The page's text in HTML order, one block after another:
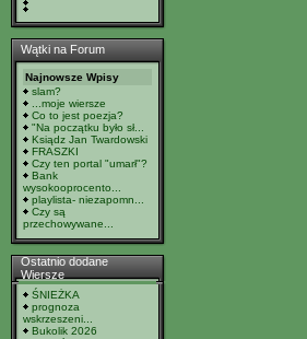
Wątki na Forum
Najnowsze Wpisy
slam?
...moje wiersze
Co to jest poezja?
"Na początku było sł...
Ksiądz Jan Twardowski
FRASZKI
Czy ten portal "umarł"?
Bank
wysokooprocento...
playlista- niezapomn...
Czy są
przechowywane...
Ostatnio dodane
Wiersze
ŚNIEŻKA
prognoza
wskrzeszeni...
Bukolik 2026